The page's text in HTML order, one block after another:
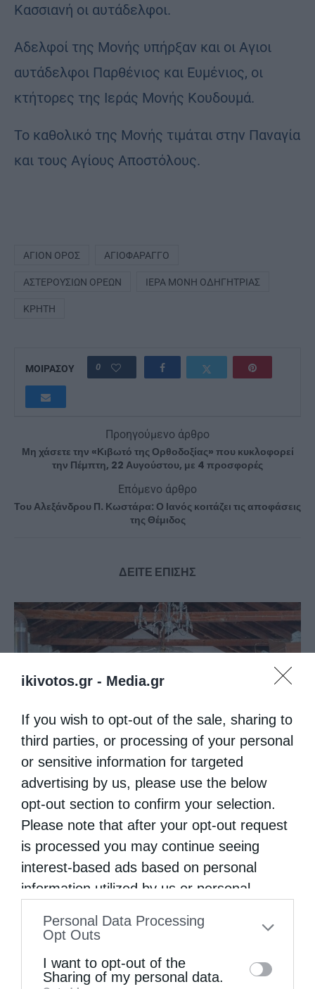
ikivotos.gr - Media.gr
If you wish to opt-out of the sale, sharing to
third parties, or processing of your personal
or sensitive information for targeted
advertising by us, please use the below
opt-out section to confirm your selection.
Please note that after your opt-out request
is processed you may continue seeing
interest-based ads based on personal
information utilized by us or personal
to your opt-out. You may separately opt-out
information by third parties on the IAB’s list
Personal Data Processing
Opt Outs
I want to opt-out of the
Sharing of my personal data.
Κασσιανή οι αυτάδελφοι.
Αδελφοί της Μονής υπήρξαν και οι Αγιοι
αυτάδελφοι Παρθένιος και Ευμένιος, οι
κτήτορες της Ιεράς Μονής Κουδουμά.
Το καθολικό της Μονής τιμάται στην Παναγία
και τους Αγίους Αποστόλους.
ΆΓΙΟΝ ΌΡΟΣ ΑΓΙΟΦΆΡΑΓΓΟ
ΑΣΤΕΡΟΥΣΊΩΝ ΟΡΈΩΝ ΙΕΡΆ ΜΟΝΉ ΟΔΗΓΉΤΡΙΑΣ
ΚΡΉΤΗ
ΜΟΙΡΑΣΟΥ 0
Προηγούμενο άρθρο
Μη χάσετε την «Κιβωτό της Ορθοδοξίας» που κυκλοφορεί
την Πέμπτη, 22 Αυγούστου, με 4 προσφορές
Επόμενο άρθρο
Του Αλεξάνδρου Π. Κωστάρα: Ο Ιανός κοιτάζει τις αποφάσεις
της Θέμιδος
ΔΕΙΤΕ ΕΠΙΣΗΣ
Ο Άγιος Χαράλαμπος στο Βασιλή Φαρσάλων
Μονή Προφήτου Ηλιού Πρεβέζης